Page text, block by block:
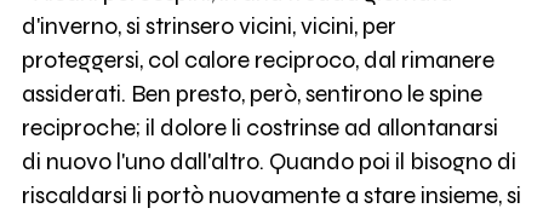
d'inverno, si strinsero vicini, vicini, per
proteggersi, col calore reciproco, dal rimanere
assiderati. Ben presto, però, sentirono le spine
reciproche; il dolore li costrinse ad allontanarsi
di nuovo l'uno dall'altro. Quando poi il bisogno di
riscaldarsi li portò nuovamente a stare insieme, si